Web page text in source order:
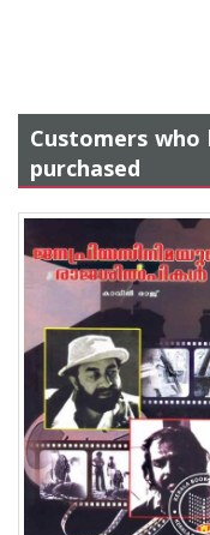
Customers
purchased